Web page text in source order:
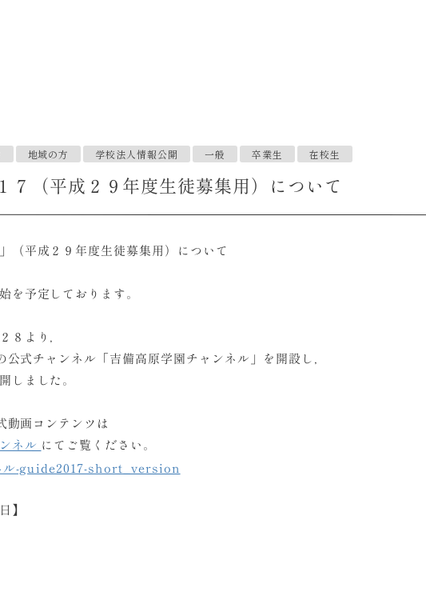
地域の方 学校法人情報公開 一般 卒業生 在校生
７（平成２９年度生徒募集用）について
（平成２９年度生徒募集用）について
を予定しております。
８より，
式チャンネル「吉備高原学園チャンネル」を開設し，
しました。
画コンテンツは
ネル にてご覧ください。
】